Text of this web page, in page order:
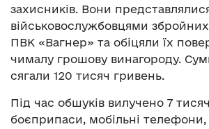
захисників. Вони
військовослужбовцями
ПВК «Вагнер» та обіцяли їх
чималу грошову винагороду.
сягали 120 тисяч гривень.
Під час обшуків вилучено 7
боєприпаси, мобільні